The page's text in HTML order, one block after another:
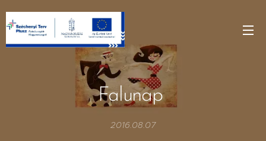
Falunap
2016.08.07